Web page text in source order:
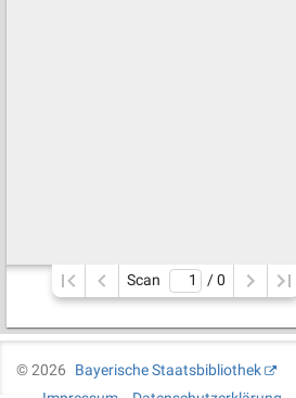
Scan / 0
©2026
Bayerische Staatsbibliothek